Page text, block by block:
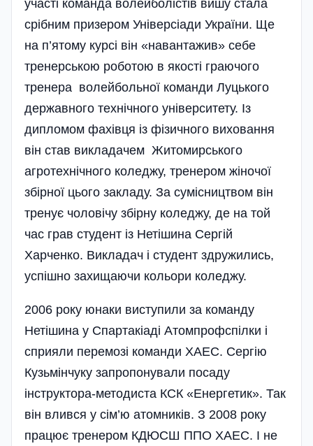
участі команда волейболістів вишу стала
срібним призером Універсіади України. Ще
на п’ятому курсі він «навантажив» себе
тренерською роботою в якості граючого
тренера волейбольної команди Луцького
державного технічного університету. Із
дипломом фахівця із фізичного виховання
він став викладачем Житомирського
агротехнічного коледжу, тренером жіночої
збірної цього закладу. За сумісництвом він
тренує чоловічу збірну коледжу, де на той
час грав студент із Нетішина Сергій
Харченко. Викладач і студент здружились,
успішно захищаючи кольори коледжу.
2006 року юнаки виступили за команду
Нетішина у Спартакіаді Атомпрофспілки і
сприяли перемозі команди ХАЕС. Сергію
Кузьмінчуку запропонували посаду
інструктора-методиста КСК «Енергетик». Так
він влився у сім’ю атомників. З 2008 року
працює тренером КДЮСШ ППО ХАЕС. І не